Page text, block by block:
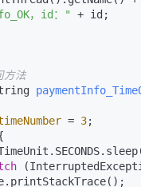
，id："
+ id;
方法
= 3;